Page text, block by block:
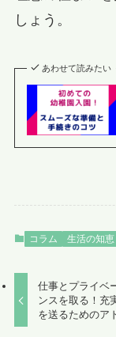
しょう。
あわせて読みたい
コラム 生活の知恵
仕事とプライベ
ンスを取る！充
を送るためのア